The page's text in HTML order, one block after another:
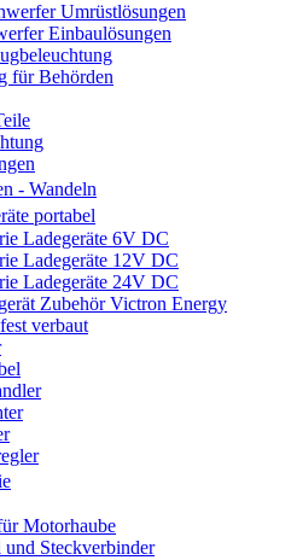
Umrüstlösungen
Einbaulösungen
für Behörden
- Wandeln
portabel
Ladegeräte 6V DC
Ladegeräte 12V DC
Ladegeräte 24V DC
Zubehör Victron Energy
verbaut
Motorhaube
und Steckverbinder